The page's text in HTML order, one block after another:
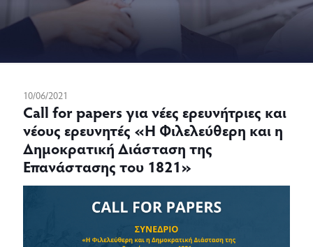
10/06/2021
Call for papers για νέες ερευνήτριες και
νέους ερευνητές «Η Φιλελεύθερη και η
Δημοκρατική Διάσταση της
Επανάστασης του 1821»